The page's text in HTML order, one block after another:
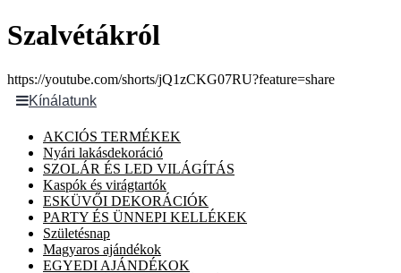
Szalvétákról
https://youtube.com/shorts/jQ1zCKG07RU?feature=share
Kínálatunk
AKCIÓS TERMÉKEK
Nyári lakásdekoráció
SZOLÁR ÉS LED VILÁGÍTÁS
Kaspók és virágtartók
ESKÜVŐI DEKORÁCIÓK
PARTY ÉS ÜNNEPI KELLÉKEK
Születésnap
Magyaros ajándékok
EGYEDI AJÁNDÉKOK